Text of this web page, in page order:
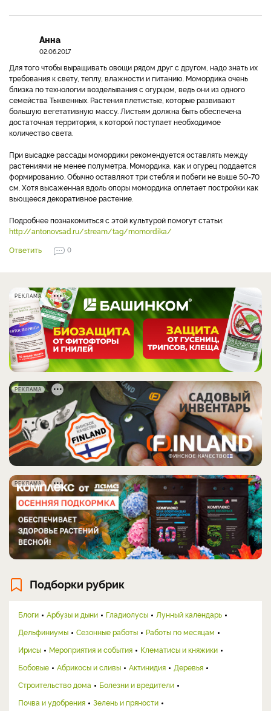
Анна
02.06.2017
Для того чтобы выращивать овощи рядом друг с другом, надо знать их
требования к свету, теплу, влажности и питанию. Момордика очень
близка по технологии возделывания с огурцом, ведь они из одного
семейства Тыквенных. Растения плетистые, которые развивают
большую вегетативную массу. Листьям должна быть обеспечена
достаточная территория, к которой поступает необходимое
количество света.
При высадке рассады момордики рекомендуется оставлять между
растениями не менее полуметра. Момордика, как и огурец поддается
формированию. Обычно оставляют три стебля и побеги не выше 50-70
см. Хотя высаженная вдоль опоры момордика оплетает постройки как
вьющееся декоративное растение.
Подробнее познакомиться с этой культурой помогут статьи:
http://antonovsad.ru/stream/tag/momordika/
Ответить
0
РЕКЛАМА
РЕКЛАМА
РЕКЛАМА
Подборки рубрик
Блоги Арбузы и дыни Гладиолусы
Лунный календарь
Дельфиниумы
Сезонные работы
Работы по месяцам
Ирисы
Мероприятия и события
Клематисы и княжики
Бобовые
Абрикосы и сливы Актинидия
Деревья
Строительство дома
Болезни и вредители
Почва и удобрения
Зелень и пряности